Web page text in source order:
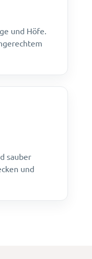
und Höfe.
sauber
und